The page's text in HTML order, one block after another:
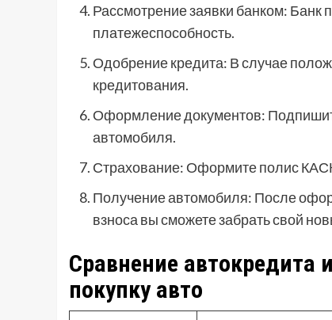
Рассмотрение заявки банком: Банк
платежеспособность.
Одобрение кредита: В случае
кредитования.
Оформление документов:
автомобиля.
Страхование: Оформите полис
Получение автомобиля: После
взноса вы сможете забрать свой
Сравнение автокредита
покупку авто